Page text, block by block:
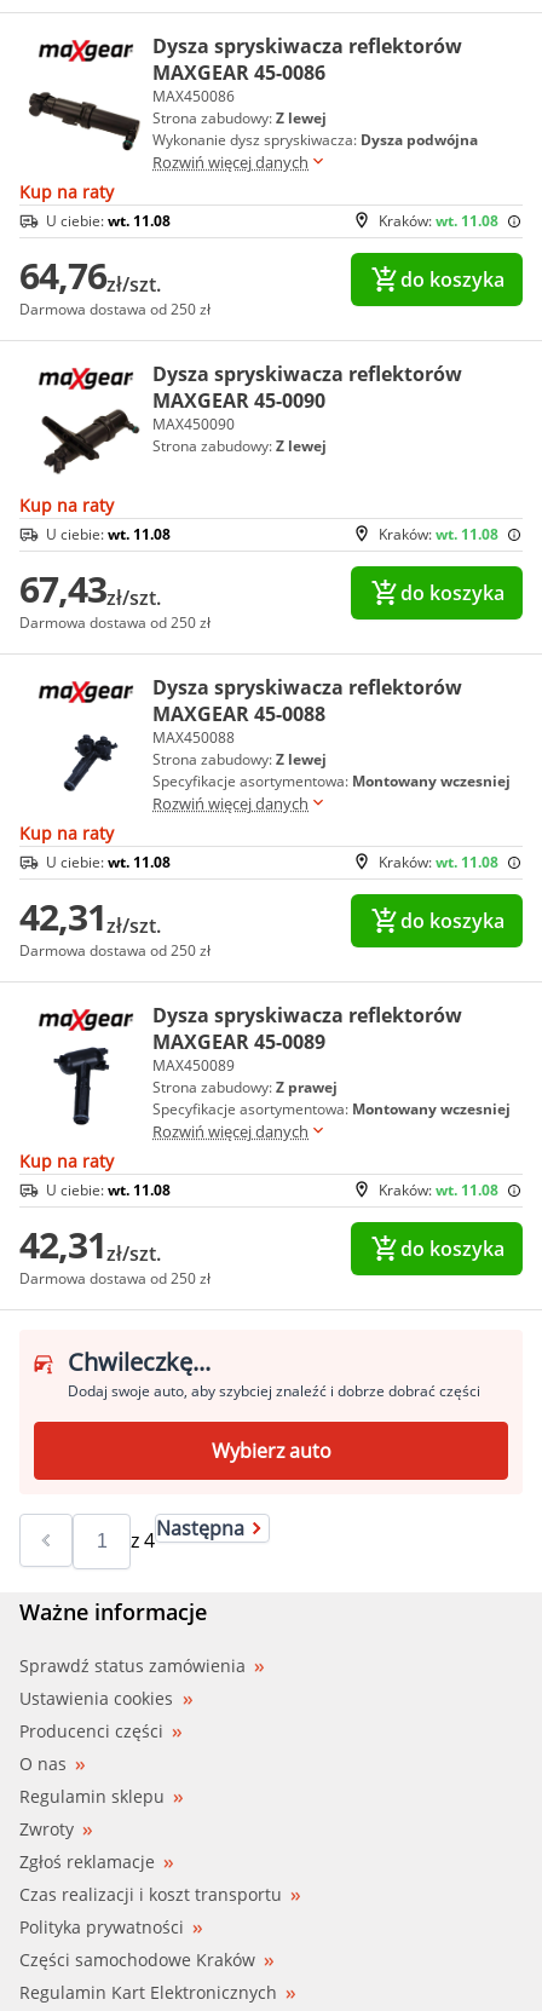
Dysza spryskiwacza reflektorów
MAXGEAR 45-0086
MAX450086
Strona zabudowy:Z lewej
Wykonanie dysz spryskiwacza: Dysza podwójna
Rozwiń więcej danych
Kup na raty
Kraków:wt. 11.08
U ciebie:wt. 11.08
64,76zł/szt.
Darmowa dostawa od 250 zł
do koszyka
Dysza spryskiwacza reflektorów
MAXGEAR 45-0090
MAX450090
Strona zabudowy:Z lewej
Kup na raty
Kraków:wt. 11.08
U ciebie:wt. 11.08
67,43zł/szt.
Darmowa dostawa od 250 zł
do koszyka
Dysza spryskiwacza reflektorów
MAXGEAR 45-0088
MAX450088
Strona zabudowy:Z lewej
Specyfikacje asortymentowa: Montowany wczesniej
Rozwiń więcej danych
Kup na raty
Kraków:wt. 11.08
U ciebie:wt. 11.08
42,31zł/szt.
Darmowa dostawa od 250 zł
do koszyka
Dysza spryskiwacza reflektorów
MAXGEAR 45-0089
MAX450089
Strona zabudowy:Z prawej
Specyfikacje asortymentowa: Montowany wczesniej
Rozwiń więcej danych
Kup na raty
Kraków:wt. 11.08
U ciebie:wt. 11.08
42,31zł/szt.
Darmowa dostawa od 250 zł
do koszyka
Chwileczkę...
Dodaj swoje auto, aby szybciej znaleźć i dobrze dobrać części
Wybierz auto
z4Następna
Ważne informacje
Sprawdź status zamówienia
Ustawienia cookies
Producenci części
O nas
Regulamin sklepu
Zwroty
Zgłoś reklamacje
Czas realizacji i koszt transportu
Polityka prywatności
Części samochodowe Kraków
Regulamin Kart Elektronicznych